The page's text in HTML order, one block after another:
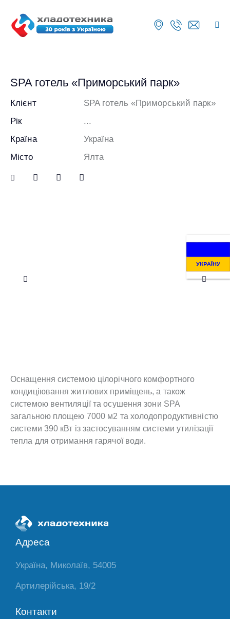
SPA готель «Приморський парк»
Оснащення системою цілорічного комфортного
кондиціювання житлових приміщень, а також
системою вентиляції та осушення зони SPA
загальною площею 7000 м2 та холодопродуктивністю
системи 390 кВт із застосуванням системи утилізації
тепла для отримання гарячої води.
Клієнт
SPA готель «Приморський парк»
Рік
...
Країна
Україна
Місто
Ялта
Адреса
Україна, Миколаїв, 54005
Артилерійська, 19/2
Контакти